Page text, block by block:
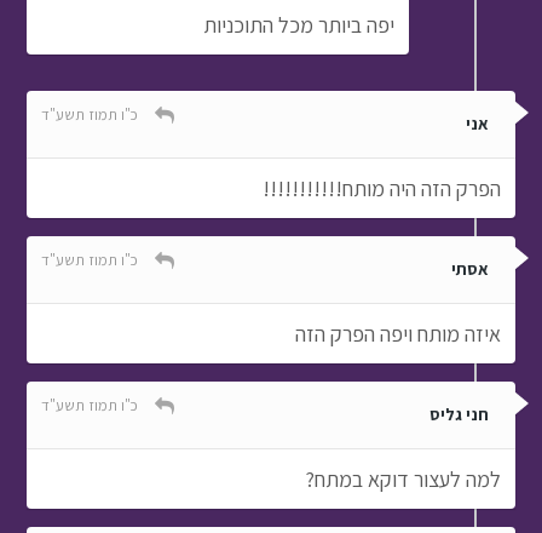
יפה ביותר מכל התוכניות
אני כ"ו תמוז תשע"ד
הפרק הזה היה מותח!!!!!!!!!!!
אסתי כ"ו תמוז תשע"ד
איזה מותח ויפה הפרק הזה
חני גליס כ"ו תמוז תשע"ד
למה לעצור דוקא במתח?